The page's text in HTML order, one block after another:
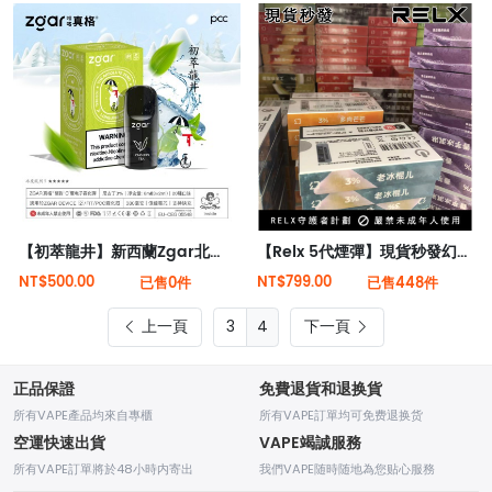
【初萃龍井】新西蘭Zgar北極熊煙彈（適配RELX 5代4代煙桿）
NT$500.00 已售0件
【Relx 5代煙彈】現貨秒發幻影霧化 26種口味 適用4/5/6代悅刻主機 3顆裝
NT$799.00 已售448件
上一頁 4 下一頁
正品保證
所有VAPE產品均來自專櫃
免費退貨和退换貨
所有VAPE訂單均可免费退换货
空運快速出貨
所有VAPE訂單將於48小時内寄出
VAPE竭誠服務
我們VAPE随時随地為您贴心服務